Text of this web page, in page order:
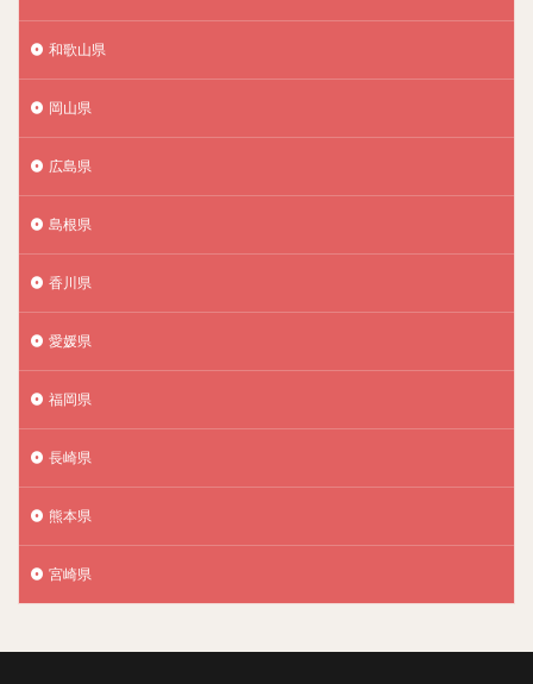
和歌山県
岡山県
広島県
島根県
香川県
愛媛県
福岡県
長崎県
熊本県
宮崎県